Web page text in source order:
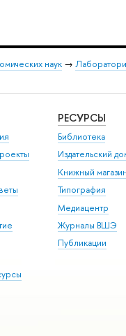
наук →
РЕСУРСЫ
Библиотека
Издательский
Книжный
Типография
Медиацентр
Журналы ВШЭ
Публикации